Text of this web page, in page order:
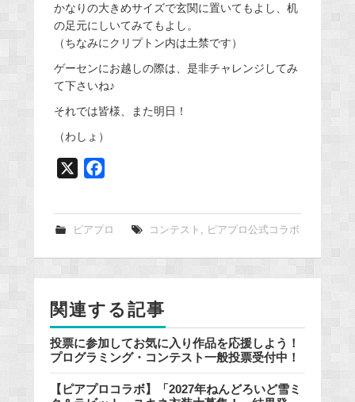
かなりの大きめサイズで玄関に置いてもよし、机
の足元にしいてみてもよし。
（ちなみにクリプトン内は土禁です）
ゲーセンにお越しの際は、是非チャレンジしてみ
て下さいね♪
それでは皆様、また明日！
（わしょ）
e
k
ピアプロ コンテスト , ピアプロ公式コラボ
関連する記事
投票に参加してお気に入り作品を応援しよう！
プログラミング・コンテスト一般投票受付中！
【ピアプロコラボ】「2027年ねんどろいど雪ミ